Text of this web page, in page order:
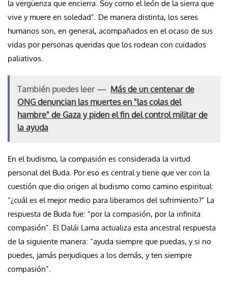
la vergüenza que encierra. Soy como el león de la sierra que
vive y muere en soledad”. De manera distinta, los seres
humanos son, en general, acompañados en el ocaso de sus
vidas por personas queridas que los rodean con cuidados
paliativos.
También puedes leer — Más de un centenar de
ONG denuncian las muertes en "las colas del
hambre" de Gaza y piden el fin del control militar de
la ayuda
En el budismo, la compasión es considerada la virtud
personal del Buda. Por eso es central y tiene que ver con la
cuestión que dio origen al budismo como camino espiritual:
“¿cuál es el mejor medio para liberarnos del sufrimiento?” La
respuesta de Buda fue: “por la compasión, por la infinita
compasión”. El Dalái Lama actualiza esta ancestral respuesta
de la siguiente manera: “ayuda siempre que puedas, y si no
puedes, jamás perjudiques a los demás, y ten siempre
compasión”.